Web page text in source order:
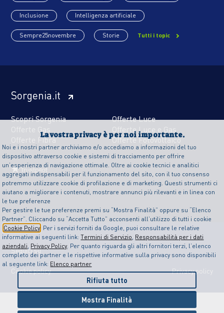
La vostra privacy è per noi importante.
Noi e i nostri partner archiviamo e/o accediamo a informazioni del tuo
dispositivo attraverso cookie e sistemi di tracciamento per offrire
un’esperienza di navigazione ottimale. Oltre ai cookie tecnici e analitici
aggregati indispensabili per il funzionamento del sito, con il tuo consenso
potremmo utilizzare cookie di profilazione e di marketing. Questi strumenti ci
aiutano a migliorare i contenuti, mostrare annunci più rilevanti e in linea con
le tue preferenze
Per gestire le tue preferenze premi su “Mostra Finalità” oppure su “Elenco
Partner”. Cliccando su “Accetta Tutto” acconsenti all’utilizzo di tutti i cookie
Cookie Policy . Per i servizi forniti da Google, puoi consultare le relative
informative ai seguenti link:Termini di Servizio, Responsabilità per i dati
aziendali, Privacy Policy. Per quanto riguarda gli altri fornitori terzi, l’elenco
completo dei partner e le rispettive informative sulla privacy sono disponibili
al seguente link: Elenco partner
Rifiuta tutto
Mostra Finalità
Inclusione Intelligenza artificiale
Sempre25novembre Storie Tutti i topic
Sorgenia.it
Scopri Sorgenia
Offerte Luce
Offerte Gas
Offerte Luce e Gas
Offerte Fibra
Offerte Fotovoltaico
Seguici su
Cookie policy Privacy policy